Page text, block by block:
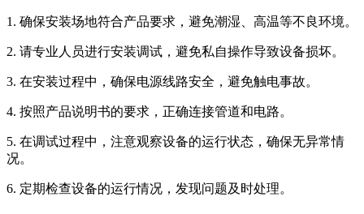
1. 确保安装场地符合产品要求，避免潮湿、高温等不良环境。
2. 请专业人员进行安装调试，避免私自操作导致设备损坏。
3. 在安装过程中，确保电源线路安全，避免触电事故。
4. 按照产品说明书的要求，正确连接管道和电路。
5. 在调试过程中，注意观察设备的运行状态，确保无异常情
况。
6. 定期检查设备的运行情况，发现问题及时处理。